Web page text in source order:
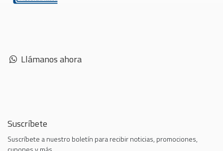
Llámanos ahora
Suscríbete
Suscríbete a nuestro boletín para recibir noticias, promociones,